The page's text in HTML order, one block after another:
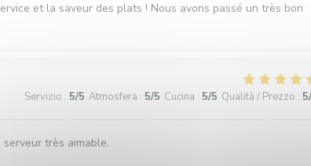
et la saveur des plats ! Nous avons passé un très bon
Servizio : 5/5 Atmosfera : 5/5 Cucina : 5/5 Qualità / Prezzo : 5
très aimable.